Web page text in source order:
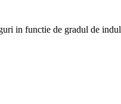
in functie de gradul de